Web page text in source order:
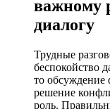
важному
диалогу
Трудные
беспокойство
то обсуждение
решение
роль.